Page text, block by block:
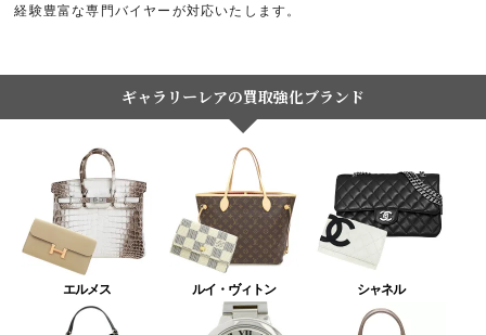
経験豊富な専門バイヤーが対応いたします。
ギャラリーレアの買取強化ブランド
エルメス ルイ・ヴィトン シャネル